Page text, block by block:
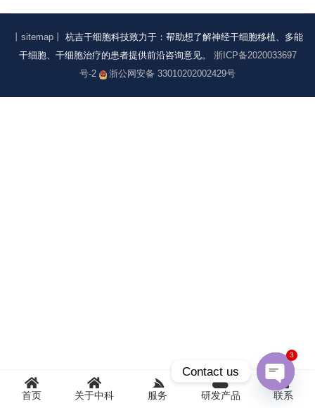
丨sitemap丨
杭吉干细胞科技致力于：帮助想了解神经干细胞移植、多能
干细胞、干细胞治疗的患者提供前沿咨询意见。 浙ICP备2020033697
号-2
浙公网安备 33010202002429号
首页 关于中科 服务 研发产品 联系
Contact us
Open
3